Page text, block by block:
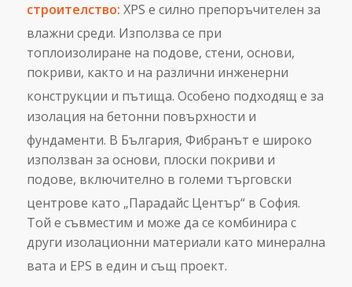
строителство: XPS е силно препоръчителен за
влажни среди. Използва се при
топлоизолиране на подове, стени, основи,
покриви, както и на различни инженерни
конструкции и пътища. Особено подходящ е за
изолация на бетонни повърхности и
фундаменти. В България, Фибранът е широко
използван за основи, плоски покриви и
подове, включително в големи търговски
центрове като „Парадайс Център“ в София.
Той е съвместим и може да се комбинира с
други изолационни материали като минерална
вата и EPS в един и същ проект.